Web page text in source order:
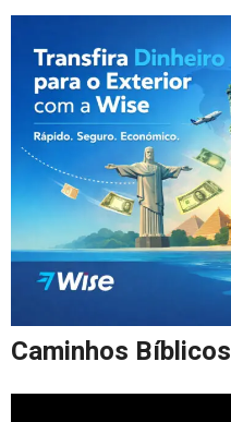
Caminhos Bíblicos